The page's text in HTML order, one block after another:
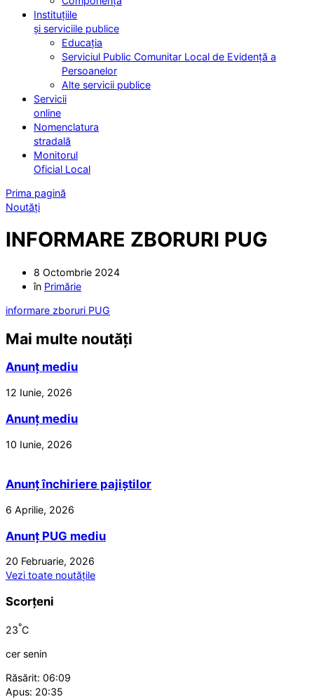
Instituțiile
și serviciile publice
Educația
Serviciul Public Comunitar Local de Evidență a
Persoanelor
Alte servicii publice
Servicii
online
Nomenclatura
stradală
Monitorul
Oficial Local
Prima pagină
Noutăți
INFORMARE ZBORURI PUG
8 Octombrie 2024
în Primărie
informare zboruri PUG
Mai multe noutăți
Anunț mediu
12 Iunie, 2026
Anunț mediu
10 Iunie, 2026
Anunț închiriere pajiștilor
6 Aprilie, 2026
Anunț PUG mediu
20 Februarie, 2026
Vezi toate noutățile
Scorțeni
23°C
cer senin
Răsărit: 06:09
Apus: 20:35